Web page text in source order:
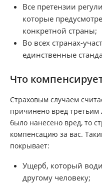
Все претензии
которые
конкретной страны;
Во всех странах-
единственные
Что
Страховым случаем
причинено вред третьим
было нанесено вред, то
компенсацию за вас.
покрывает:
Ущерб, который
другому человеку;